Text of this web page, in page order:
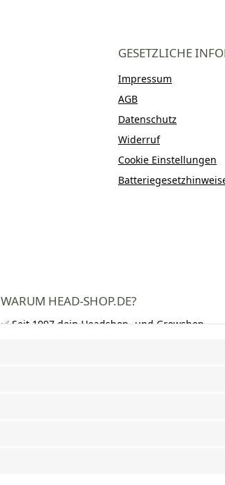
GESETZLICHE
Impressum
AGB
Datenschutz
Widerruf
Cookie Einstellungen
WARUM HEAD-SHOP.DE?
✅ Seit 1997 dein Headshop- und Growshop-